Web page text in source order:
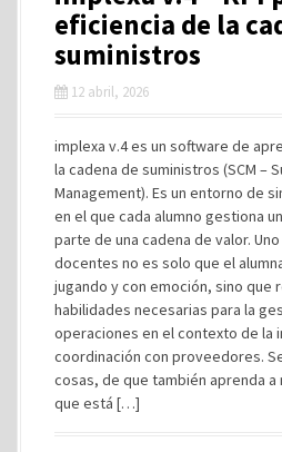
eficiencia de la
suministros
12 abril, 2026
implexa v.4 es un software de
la cadena de suministros (SCM –
Management). Es un entorno de
en el que cada alumno gestiona
parte de una cadena de valor.
docentes no es solo que el
jugando y con emoción, sino que
habilidades necesarias para la
operaciones en el contexto de la
coordinación con proveedores.
cosas, de que también aprenda
que está […]